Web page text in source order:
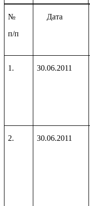
№
п/п
Дата
1. 30.06.2011
2. 30.06.2011